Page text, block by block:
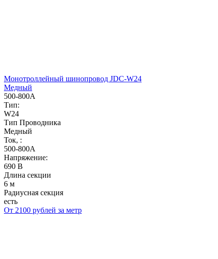
Монотроллейный шинопровод JDC-W24
Медный
500-800А
Тип:
W24
Тип Проводника
Медный
Ток, :
500-800А
Напряжение:
690 В
Длина секции
6 м
Радиусная секция
есть
От 2100 рублей за метр